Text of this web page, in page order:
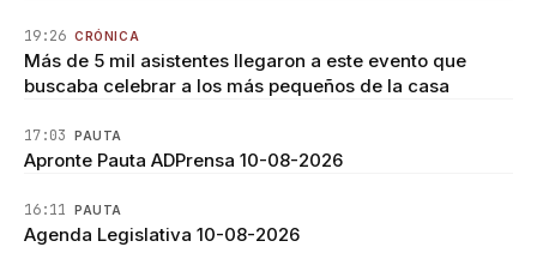
19:26 CRÓNICA
Más de 5 mil asistentes llegaron a este evento que
buscaba celebrar a los más pequeños de la casa
17:03 PAUTA
Apronte Pauta ADPrensa 10-08-2026
16:11 PAUTA
Agenda Legislativa 10-08-2026